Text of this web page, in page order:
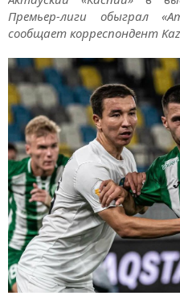
Премьер-лиги обыграл
сообщает корреспондент